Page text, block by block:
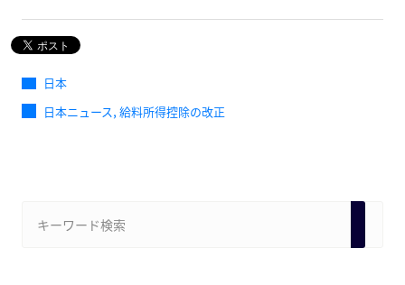
日本
日本ニュース, 給料所得控除の改正